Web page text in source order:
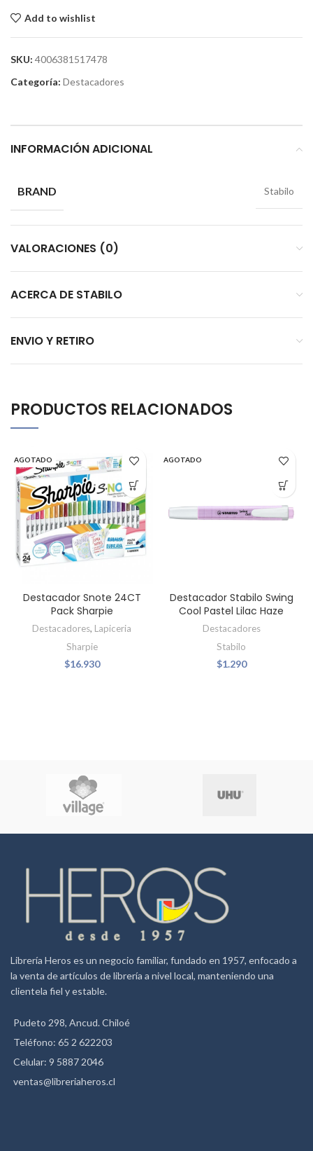
Add to wishlist
SKU: 4006381517478
Categoría: Destacadores
INFORMACIÓN ADICIONAL
BRAND Stabilo
VALORACIONES (0)
ACERCA DE STABILO
ENVIO Y RETIRO
PRODUCTOS RELACIONADOS
AGOTADO
Destacador Snote 24CT
Pack Sharpie
Destacadores, Lapiceria
Sharpie
$16.930
AGOTADO
Destacador Stabilo Swing
Cool Pastel Lilac Haze
Destacadores
Stabilo
$1.290
Librería Heros es un negocio familiar, fundado en 1957, enfocado a
la venta de artículos de librería a nivel local, manteniendo una
clientela fiel y estable.
Pudeto 298, Ancud. Chiloé
Teléfono: 65 2 622203
Celular: 9 5887 2046
ventas@libreriaheros.cl